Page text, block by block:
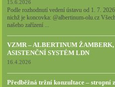
15.6.2026
Podle rozhodnutí vedení ústavu od 1. 7.
nichž je koncovka: @albertinum-olu.cz
našeho zařízení ...
VZMR – ALBERTINUM ŽAMBERK,
ASISTENČNÍ SYSTÉM LDN
16.4.2026
Předběžná tržní konzultace – stropní